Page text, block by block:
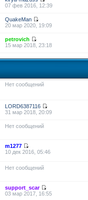
07 фев 2016, 12:39
QuakeMan
20 мар 2020, 19:09
petrovich
15 мар 2018, 23:18
Нет сообщений
LORD6387116
31 мар 2018, 20:09
Нет сообщений
m1277
10 дек 2016, 05:46
Нет сообщений
support_scar
03 мар 2017, 16:55